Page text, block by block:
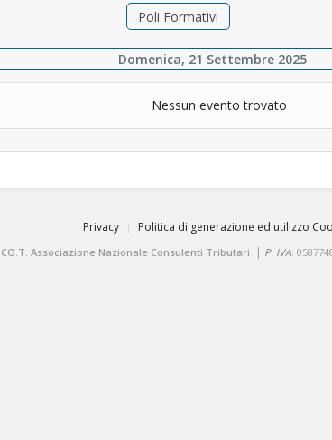
Poli Formativi
Domenica, 21 Settembre 2025
Nessun evento trovato
Privacy Politica di generazione ed utilizzo
Associazione Nazionale Consulenti Tributari | P. IVA: